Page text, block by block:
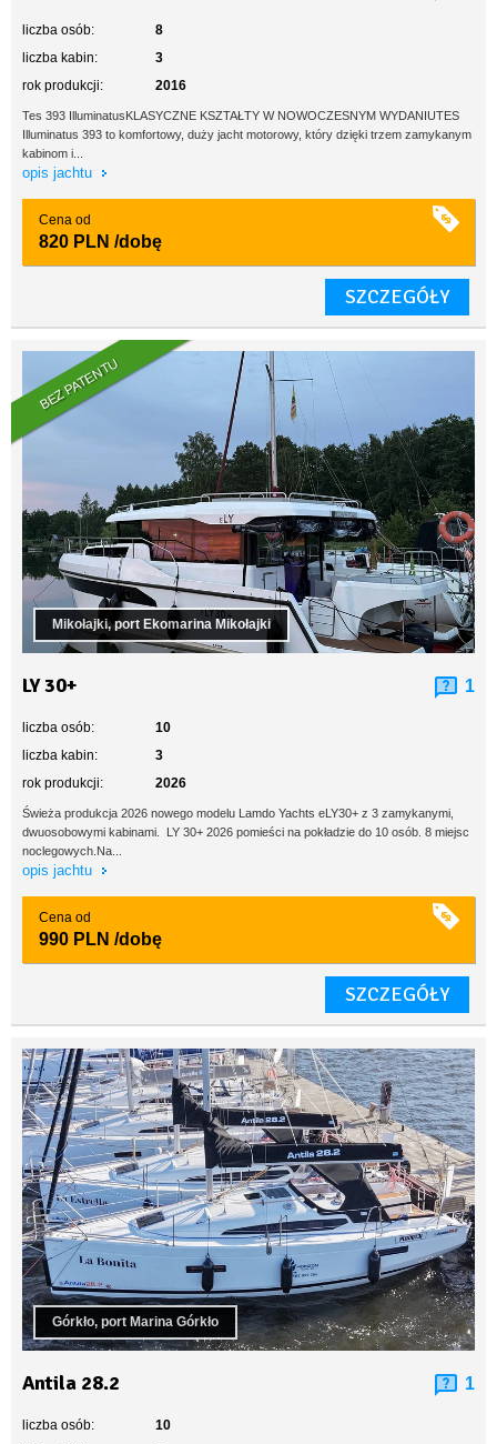
liczba osób:
8
liczba kabin:
3
rok produkcji:
2016
Tes 393 IlluminatusKLASYCZNE KSZTAŁTY W NOWOCZESNYM WYDANIUTES
Illuminatus 393 to komfortowy, duży jacht motorowy, który dzięki trzem zamykanym
kabinom i...
opis jachtu
Cena od
820 PLN /dobę
SZCZEGÓŁY
BEZ PATENTU
Mikołajki, port Ekomarina Mikołajki
LY 30+ 1
liczba osób:
10
liczba kabin:
3
rok produkcji:
2026
Świeża produkcja 2026 nowego modelu Lamdo Yachts eLY30+ z 3 zamykanymi,
dwuosobowymi kabinami. LY 30+ 2026 pomieści na pokładzie do 10 osób. 8 miejsc
noclegowych.Na...
opis jachtu
Cena od
990 PLN /dobę
SZCZEGÓŁY
Górkło, port Marina Górkło
Antila 28.2 1
liczba osób:
10